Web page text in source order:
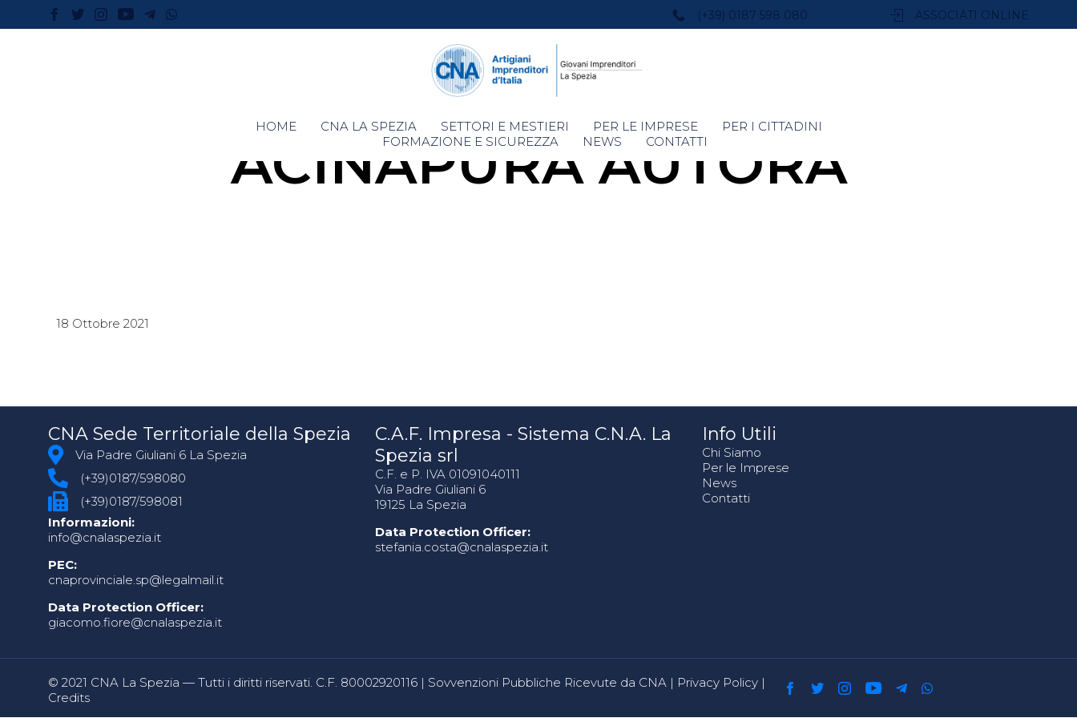
(+39) 0187 598 080 ASSOCIATI ONLINE
Skip
to
HOME CNA LA SPEZIA SETTORI E MESTIERI PER LE IMPRESE
PER I CITTADINI
FORMAZIONE E SICUREZZA
NEWS CONTATTI
ACINAPURA AUTORA
18 Ottobre 2021
CNA Sede Territoriale della Spezia
Via Padre Giuliani 6 La Spezia
(+39)0187/598080
(+39)0187/598081
Informazioni:
info@cnalaspezia.it
PEC:
cnaprovinciale.sp@legalmail.it
Data Protection Officer:
giacomo.fiore@cnalaspezia.it
C.A.F. Impresa - Sistema C.N.A. La
Spezia srl
C.F. e P. IVA 01091040111
Via Padre Giuliani 6
19125 La Spezia
Data Protection Officer:
stefania.costa@cnalaspezia.it
Info Utili
Chi Siamo
Per le Imprese
News
Contatti
© 2021 CNA La Spezia — Tutti i diritti riservati. C.F. 80002920116 | Sovvenzioni Pubbliche Ricevute da CNA | Privacy Policy |
Credits